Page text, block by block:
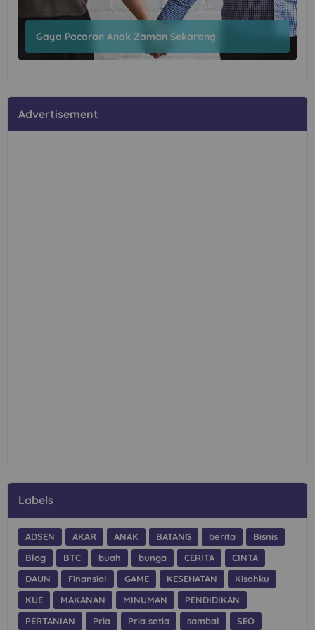
Gaya Pacaran Anak Zaman Sekarang
Advertisement
Labels
ADSEN AKAR ANAK BATANG berita
Bisnis
Blog
BTC buah bunga CERITA
CINTA
DAUN
Finansial GAME KESEHATAN
Kisahku
KUE
MAKANAN MINUMAN
PENDIDIKAN
PERTANIAN
Pria Pria setia sambal
SEO